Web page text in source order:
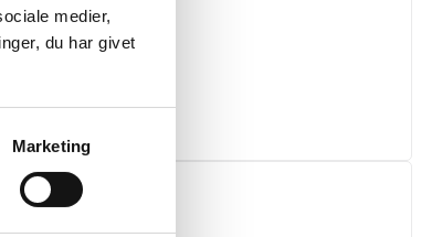
medier,
du har givet
Marketing